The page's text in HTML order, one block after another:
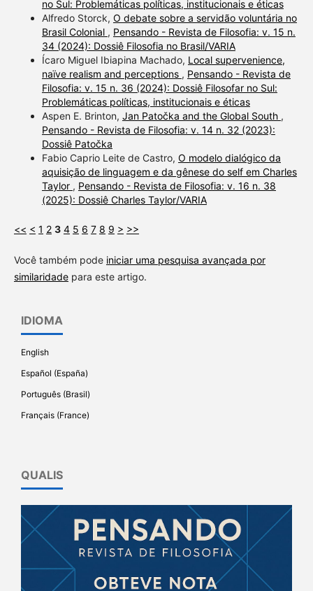
no Sul: Problemáticas políticas, institucionais e éticas
Alfredo Storck, O debate sobre a servidão voluntária no
Brasil Colonial , Pensando - Revista de Filosofia: v. 15 n.
34 (2024): Dossiê Filosofia no Brasil/VARIA
Ícaro Miguel Ibiapina Machado, Local supervenience,
naïve realism and perceptions , Pensando - Revista de
Filosofia: v. 15 n. 36 (2024): Dossiê Filosofar no Sul:
Problemáticas políticas, institucionais e éticas
Aspen E. Brinton, Jan Patočka and the Global South ,
Pensando - Revista de Filosofia: v. 14 n. 32 (2023):
Dossiê Patočka
Fabio Caprio Leite de Castro, O modelo dialógico da
aquisição de linguagem e da gênese do self em Charles
Taylor , Pensando - Revista de Filosofia: v. 16 n. 38
(2025): Dossiê Charles Taylor/VARIA
<< < 1 2 3 4 5 6 7 8 9 > >>
Você também pode iniciar uma pesquisa avançada por
similaridadepara este artigo.
IDIOMA
English
Español (España)
Português (Brasil)
Français (France)
QUALIS